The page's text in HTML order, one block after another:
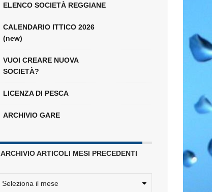
ELENCO SOCIETÀ REGGIANE
CALENDARIO ITTICO 2026
(new)
VUOI CREARE NUOVA
SOCIETÀ?
LICENZA DI PESCA
ARCHIVIO GARE
ARCHIVIO ARTICOLI MESI PRECEDENTI